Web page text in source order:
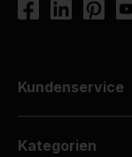
Kundenservice
Kategorien